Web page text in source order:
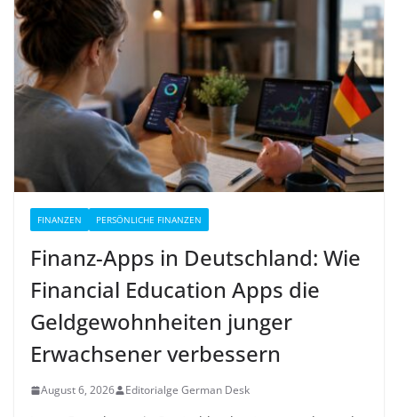
FINANZEN PERSÖNLICHE FINANZEN
Finanz-Apps in Deutschland: Wie
Financial Education Apps die
Geldgewohnheiten junger
Erwachsener verbessern
August 6, 2026 Editorialge German Desk